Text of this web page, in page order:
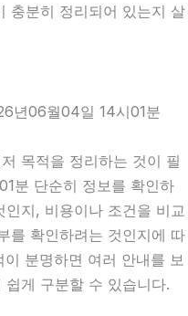
충분히 정리되어 있는지 살
년06월04일 14시01분
목적을 정리하는 것이 필
분 단순히 정보를 확인하
지, 비용이나 조건을 비교
를 확인하려는 것인지에 따
분명하면 여러 안내를 보
게 구분할 수 있습니다.